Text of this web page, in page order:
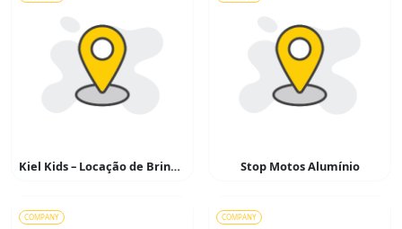
Kiel Kids – Locação de Brinquedos Stop Motos Alumínio
COMPANY COMPANY